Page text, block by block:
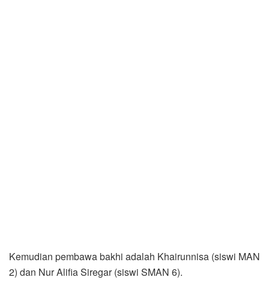
Kemudian pembawa bakhi adalah Khairunnisa (siswi MAN
2) dan Nur Alifia Siregar (siswi SMAN 6).